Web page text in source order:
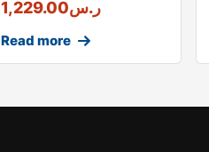
ر.س1,229.00
Read more